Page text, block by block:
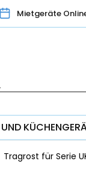
Mietgeräte
Tragrost für Serie